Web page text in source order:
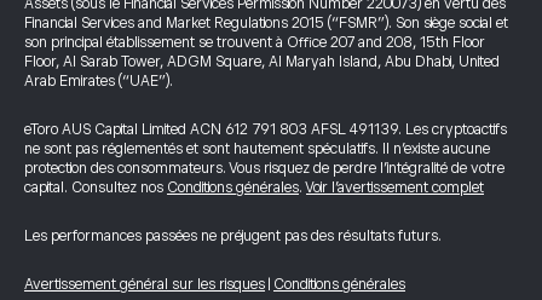
Assets (sous le Financial Services Permission Number 220073) en vertu des
Financial Services and Market Regulations 2015 (“FSMR”). Son siège social et
son principal établissement se trouvent à Office 207 and 208, 15th Floor
Floor, Al Sarab Tower, ADGM Square, Al Maryah Island, Abu Dhabi, United
Arab Emirates (“UAE”).
eToro AUS Capital Limited ACN 612 791 803 AFSL 491139. Les cryptoactifs
ne sont pas réglementés et sont hautement spéculatifs. Il n’existe aucune
protection des consommateurs. Vous risquez de perdre l’intégralité de votre
capital. Consultez nos Conditions générales.Voir l’avertissement complet
Les performances passées ne préjugent pas des résultats futurs.
Avertissement général sur les risques Conditions générales